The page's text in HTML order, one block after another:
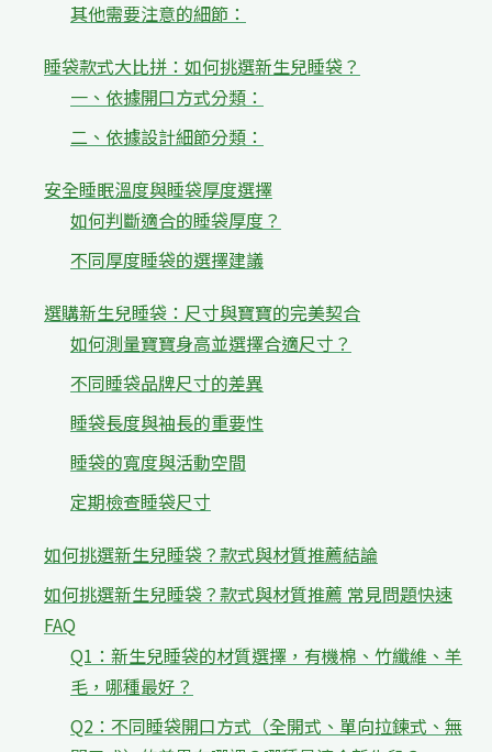
其他需要注意的細節：
睡袋款式大比拼：如何挑選新生兒睡袋？
一、依據開口方式分類：
二、依據設計細節分類：
安全睡眠溫度與睡袋厚度選擇
如何判斷適合的睡袋厚度？
不同厚度睡袋的選擇建議
選購新生兒睡袋：尺寸與寶寶的完美契合
如何測量寶寶身高並選擇合適尺寸？
不同睡袋品牌尺寸的差異
睡袋長度與袖長的重要性
睡袋的寬度與活動空間
定期檢查睡袋尺寸
如何挑選新生兒睡袋？款式與材質推薦結論
如何挑選新生兒睡袋？款式與材質推薦 常見問題快速
FAQ
Q1：新生兒睡袋的材質選擇，有機棉、竹纖維、羊
毛，哪種最好？
Q2：不同睡袋開口方式（全開式、單向拉鍊式、無